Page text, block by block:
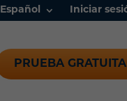
Español Iniciar
PRUEBA GRATUITA